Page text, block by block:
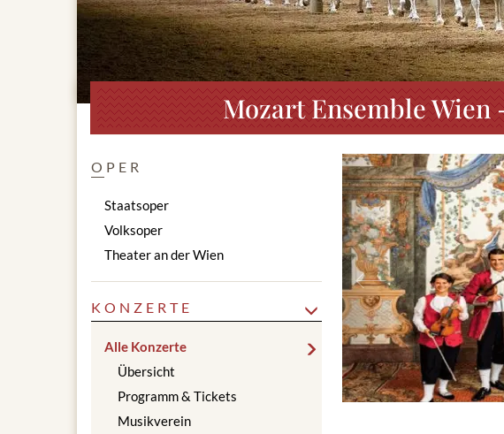
Mozart Ensemble
Previous
Dokumentarfilmen über
OPER
Staatsoper
Volksoper
Theater an der Wien
KONZERTE
Alle Konzerte
Übersicht
Programm & Tickets
Musikverein